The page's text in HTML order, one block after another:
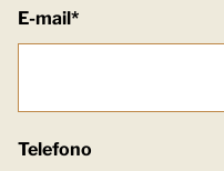
E-mail*
Telefono